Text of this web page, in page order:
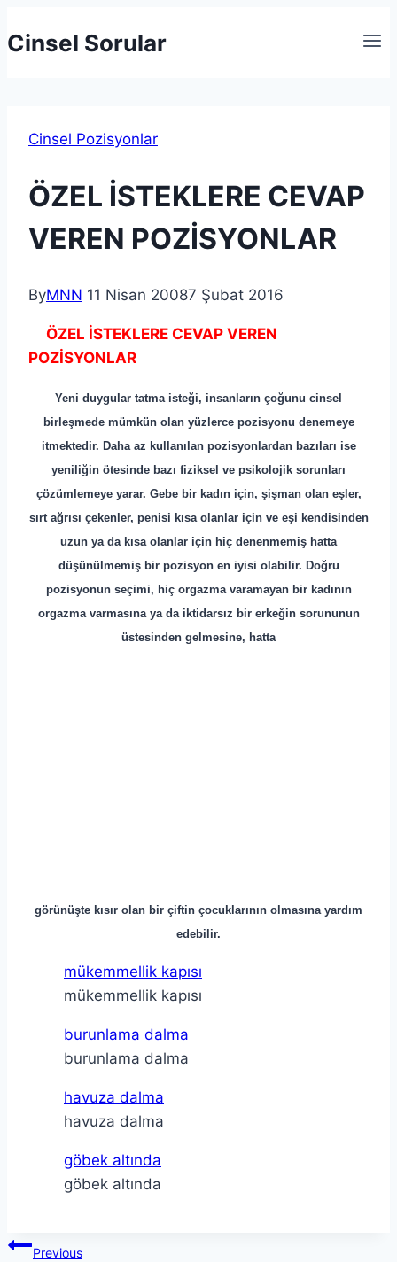
Cinsel Sorular
Cinsel Pozisyonlar
ÖZEL İSTEKLERE CEVAP
VEREN POZİSYONLAR
ByMNN 11 Nisan 20087 Şubat 2016
ÖZEL İSTEKLERE CEVAP VEREN
POZİSYONLAR
Yeni duygular tatma isteği, insanların çoğunu cinsel
birleşmede mümkün olan yüzlerce pozisyonu denemeye
itmektedir. Daha az kullanılan pozisyonlardan bazıları ise
yeniliğin ötesinde bazı fiziksel ve psikolojik sorunları
çözümlemeye yarar. Gebe bir kadın için, şişman olan eşler,
sırt ağrısı çekenler, penisi kısa olanlar için ve eşi kendisinden
uzun ya da kısa olanlar için hiç denenmemiş hatta
düşünülmemiş bir pozisyon en iyisi olabilir. Doğru
pozisyonun seçimi, hiç orgazma varamayan bir kadının
orgazma varmasına ya da iktidarsız bir erkeğin sorununun
üstesinden gelmesine, hatta
görünüşte kısır olan bir çiftin çocuklarının olmasına yardım
edebilir.
mükemmellik kapısı
mükemmellik kapısı
burunlama dalma
burunlama dalma
havuza dalma
havuza dalma
göbek altında
göbek altında
Previous